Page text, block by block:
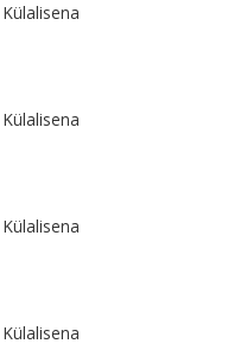
Külalisena
Külalisena
Külalisena
Külalisena